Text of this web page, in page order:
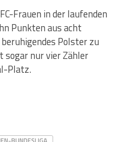
Frauen in der laufenden
Punkten aus acht
Polster zu
sogar nur vier Zähler
Platz.